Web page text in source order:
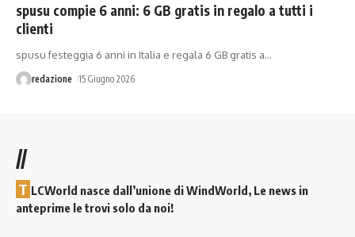
spusu compie 6 anni: 6 GB gratis in regalo a tutti i
clienti
spusu festeggia 6 anni in Italia e regala 6 GB gratis a…
redazione 15 Giugno 2026
//
T LCWorld nasce dall’unione di WindWorld, Le news in
anteprime le trovi solo da noi!